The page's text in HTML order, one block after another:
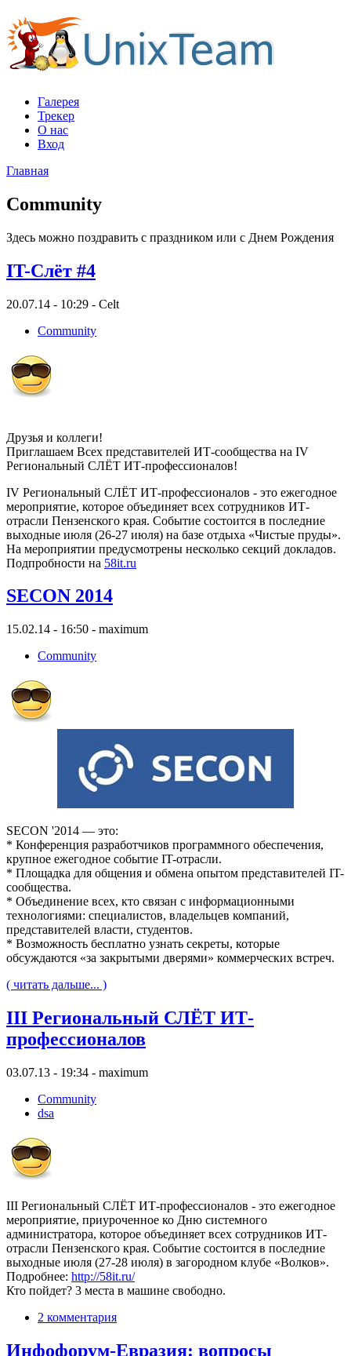
Галерея
Трекер
О нас
Вход
Главная
Community
Здесь можно поздравить с праздником или с Днем Рождения
IT-Слёт #4
20.07.14 - 10:29 - Celt
Community
Друзья и коллеги!
Приглашаем Всех представителей ИТ-сообщества на IV
Региональный СЛЁТ ИТ-профессионалов!
IV Региональный СЛЁТ ИТ-профессионалов - это ежегодное
мероприятие, которое объединяет всех сотрудников ИТ-
отрасли Пензенского края. Событие состоится в последние
выходные июля (26-27 июля) на базе отдыха «Чистые пруды».
На мероприятии предусмотрены несколько секций докладов.
Подпробности на 58it.ru
SECON 2014
15.02.14 - 16:50 - maximum
Community
SECON '2014 — это:
* Конференция разработчиков программного обеспечения,
крупное ежегодное событие IT-отрасли.
* Площадка для общения и обмена опытом представителей IT-
сообщества.
* Объединение всех, кто связан с информационными
технологиями: специалистов, владельцев компаний,
представителей власти, студентов.
* Возможность бесплатно узнать секреты, которые
обсуждаются «за закрытыми дверями» коммерческих встреч.
( читать дальше... )
III Региональный СЛЁТ ИТ-
профессионалов
03.07.13 - 19:34 - maximum
Community
dsa
III Региональный СЛЁТ ИТ-профессионалов - это ежегодное
мероприятие, приуроченное ко Дню системного
администратора, которое объединяет всех сотрудников ИТ-
отрасли Пензенского края. Событие состоится в последние
выходные июля (27-28 июля) в загородном клубе «Волков».
Подробнее: http://58it.ru/
Кто пойдет? 3 места в машине свободно.
2 комментария
Инфофорум-Евразия: вопросы